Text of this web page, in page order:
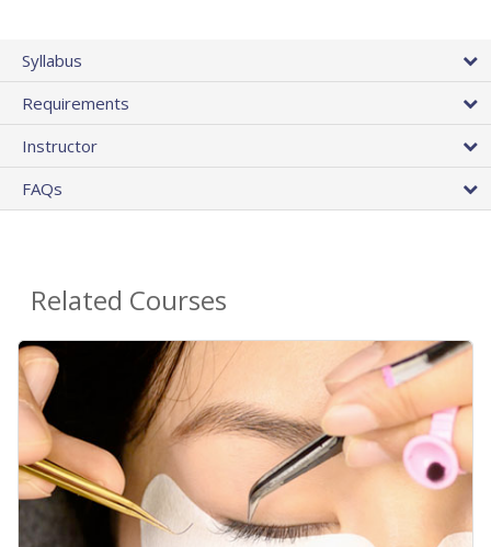
Syllabus
Requirements
Instructor
FAQs
Related Courses